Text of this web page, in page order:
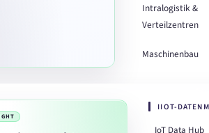
Intralogistik &
Verteilzentren
Maschinenbau
IIOT-
IoT Data Hub